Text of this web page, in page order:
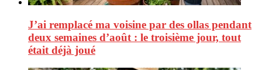
J’ai remplacé ma voisine par des ollas pendant
deux semaines d’août : le troisième jour, tout
était déjà joué